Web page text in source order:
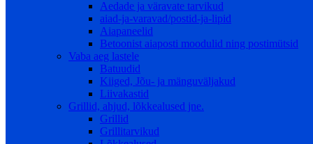
Aedade ja väravate tarvikud
aiad-ja-varavad/postid-ja-lipid
Aiapaneelid
Betoonist aiaposti moodulid ning postimütsid
Vaba aeg lastele
Batuudid
Kiiged, Jõu- ja mänguväljakud
Liivakastid
Grillid, ahjud, lõkkealused jne.
Grillid
Grillitarvikud